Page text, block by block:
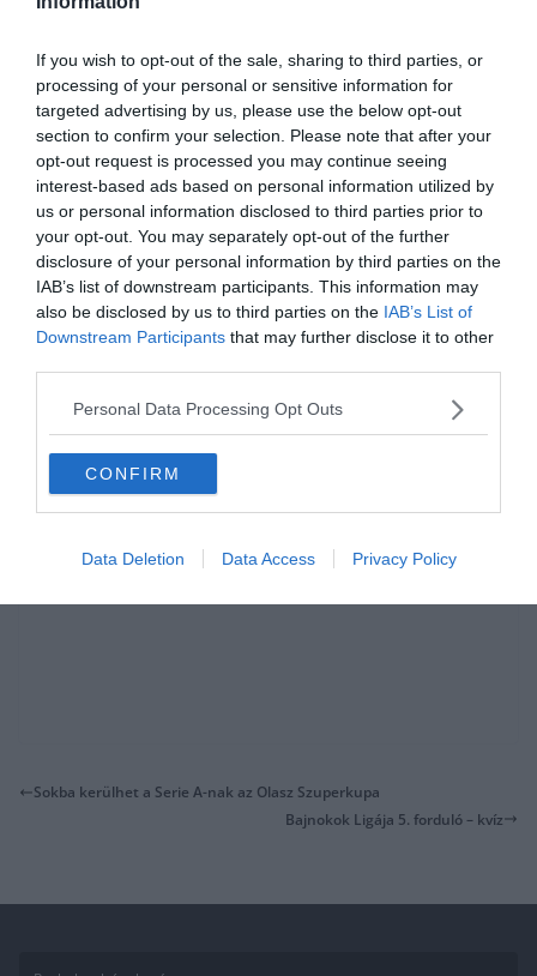
If you wish to opt-out of the sale, sharing to third parties, or
processing of your personal or sensitive information for
targeted advertising by us, please use the below opt-out
section to confirm your selection. Please note that after your
opt-out request is processed you may continue seeing
interest-based ads based on personal information utilized by
us or personal information disclosed to third parties prior to
your opt-out. You may separately opt-out of the further
disclosure of your personal information by third parties on the
IAB’s list of downstream participants. This information may
also be disclosed by us to third parties on the IAB’s List of
Downstream Participants that may further disclose it to other
Personal Data Processing Opt Outs
CONFIRM
Data Deletion Data Access Privacy Policy
látott magasságok várnak, az akkor sorozatban harmadszor is
győztes játékosra.
“Messi már megnyert kettőt és Ő lesz a történelem legtöbb
Aranylabdával rendelkező játékosa.” -jósolta Cruyff 2012-ben az
Olenak adott interjújában.
“Játékát elnézve, sokkal többet is nyerhet. Öt, hat vagy hét
Aranylabdával fejezheti be.”
Ami még hihetetlenebbé teszi a jóslatot, hogy amikor Cruyff
megtette, akkor nem volt még olyan játékos aki több, mint
háromszor megnyerte volna az Aranylabdát.
Sokba kerülhet a Serie A-nak az Olasz Szuperkupa
Bajnokok Ligája 5. forduló – kvíz